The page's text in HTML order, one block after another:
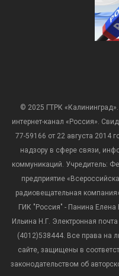
© 2025 ГТРК
интернет-канал «Россия».
77-59166 от 22 августа
надзору в сфере связи,
коммуникаций. Учредитель:
предприятие
радиовещательная
ГИК "Россия" - Панина Елена
Ильина Н.Г. Электронная
(4012)538444. Все права на
сайте, защищены в
законодательством об